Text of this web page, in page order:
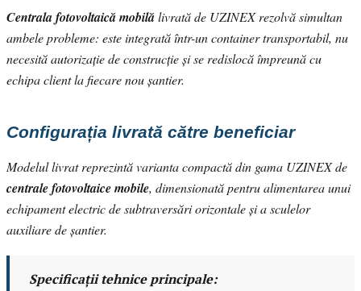
Centrala fotovoltaică mobilălivrată de UZINEX rezolvă simultan
ambele probleme: este integrată într-un container transportabil, nu
necesită autorizație de construcție și se redislocă împreună cu
echipa client la fiecare nou șantier.
Configurația livrată către beneficiar
Modelul livrat reprezintă varianta compactă din gama UZINEX de
centrale fotovoltaice mobile, dimensionată pentru alimentarea unui
echipament electric de subtraversări orizontale și a sculelor
auxiliare de șantier.
Specificații tehnice principale: